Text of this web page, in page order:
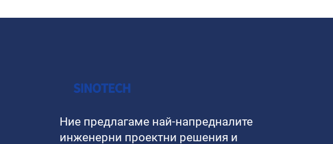
Ние предлагаме най-напредналите
инженерни проектни решения и